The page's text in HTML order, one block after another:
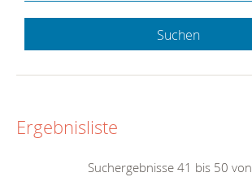
Suchen
Ergebnisliste
Suchergebnisse 41 bis 50